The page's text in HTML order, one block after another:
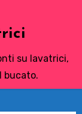
su lavatrici,
bucato.